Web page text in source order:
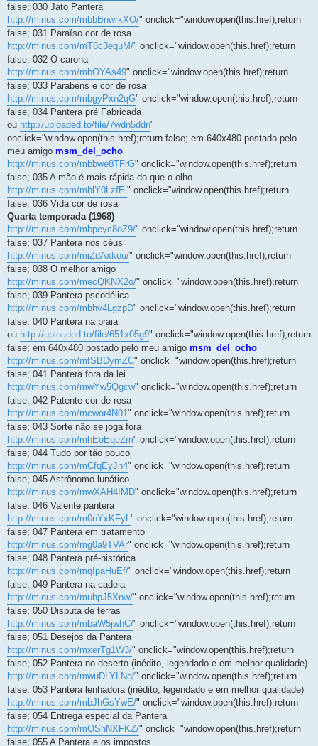
false; 030 Jato Pantera
http://minus.com/mbbBnwrkXO/" onclick="window.open(this.href);return
false; 031 Paraíso cor de rosa
http://minus.com/mT8c3equM/" onclick="window.open(this.href);return
false; 032 O carona
http://minus.com/mbOYAs49" onclick="window.open(this.href);return
false; 033 Parabéns e cor de rosa
http://minus.com/mbgyPxn2qG" onclick="window.open(this.href);return
false; 034 Pantera pré Fabricada
ou http://uploaded.to/file/7wdn5ddn"
onclick="window.open(this.href);return false; em 640x480 postado pelo
meu amigo msm_del_ocho
http://minus.com/mbbwe8TFrG" onclick="window.open(this.href);return
false; 035 A mão é mais rápida do que o olho
http://minus.com/mblY0LzfEi" onclick="window.open(this.href);return
false; 036 Vida cor de rosa
Quarta temporada (1968)
http://minus.com/mbpcyc8oZ9/" onclick="window.open(this.href);return
false; 037 Pantera nos céus
http://minus.com/miZdAxkou/" onclick="window.open(this.href);return
false; 038 O melhor amigo
http://minus.com/mecQKNX2o/" onclick="window.open(this.href);return
false; 039 Pantera pscodélica
http://minus.com/mbhv4LgzpD" onclick="window.open(this.href);return
false; 040 Pantera na praia
ou http://uploaded.to/file/651x05g9" onclick="window.open(this.href);return
false; em 640x480 postado pelo meu amigo msm_del_ocho
http://minus.com/mfSBDymZC" onclick="window.open(this.href);return
false; 041 Pantera fora da lei
http://minus.com/mwYw5Qgcw" onclick="window.open(this.href);return
false; 042 Patente cor-de-rosa
http://minus.com/mcwor4N01" onclick="window.open(this.href);return
false; 043 Sorte não se joga fora
http://minus.com/mhEoEqeZm" onclick="window.open(this.href);return
false; 044 Tudo por tão pouco
http://minus.com/mCfqEyJn4" onclick="window.open(this.href);return
false; 045 Astrônomo lunático
http://minus.com/mwXAH4IMD" onclick="window.open(this.href);return
false; 046 Valente pantera
http://minus.com/m0nYxKFyL" onclick="window.open(this.href);return
false; 047 Pantera em tratamento
http://minus.com/mg0a9TVAr" onclick="window.open(this.href);return
false; 048 Pantera pré-histórica
http://minus.com/mqIpaHuEf/" onclick="window.open(this.href);return
false; 049 Pantera na cadeia
http://minus.com/muhpJ5Xnw/" onclick="window.open(this.href);return
false; 050 Disputa de terras
http://minus.com/mbaW5jwhC/" onclick="window.open(this.href);return
false; 051 Desejos da Pantera
http://minus.com/mxerTg1W3/" onclick="window.open(this.href);return
false; 052 Pantera no deserto (inédito, legendado e em melhor qualidade)
http://minus.com/mwuDLYLNg/" onclick="window.open(this.href);return
false; 053 Pantera lenhadora (inédito, legendado e em melhor qualidade)
http://minus.com/mbJhGsYwE/" onclick="window.open(this.href);return
false; 054 Entrega especial da Pantera
http://minus.com/mOShNXFKZ/" onclick="window.open(this.href);return
false; 055 A Pantera e os impostos